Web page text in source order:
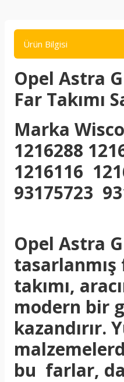
Ürün Bilgisi
Opel Astra
Far Takımı
Marka Wisco
1216288
1216116
93175723
Opel Astra
takımı,
modern bir
kazandırır.
bu farlar,